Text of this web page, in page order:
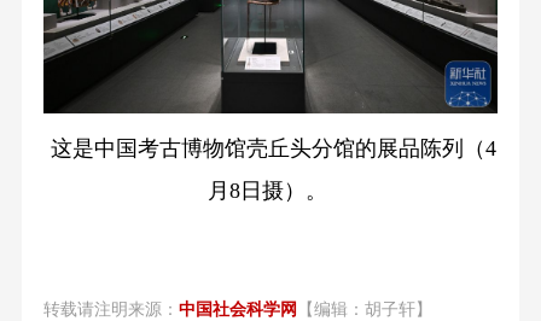
这是中国考古博物馆壳丘头分馆的展品陈列（4
月8日摄）。
转载请注明来源： 中国社会科学网 【编辑：胡子轩】